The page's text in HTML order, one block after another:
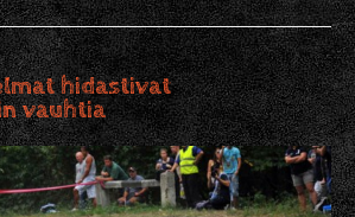
hidastivat
vauhtia